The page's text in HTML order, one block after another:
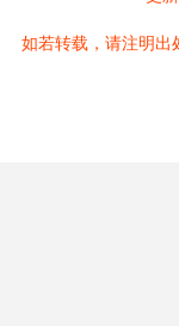
如若转载，请注明